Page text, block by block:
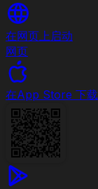
在网页上启动
网页
在App Store 下载